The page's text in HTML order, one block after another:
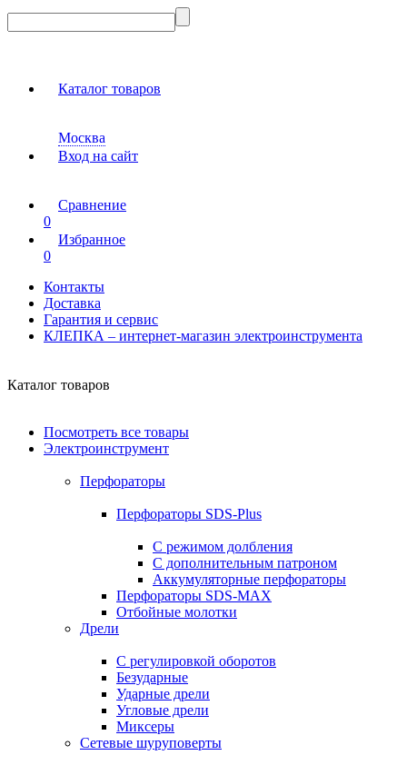
Каталог товаров
Москва
Вход на сайт
Сравнение
0
Избранное
0
Контакты
Доставка
Гарантия и сервис
КЛЕПКА – интернет-магазин электроинструмента
Каталог товаров
Посмотреть все товары
Электроинструмент
Перфораторы
Перфораторы SDS-Plus
С режимом долбления
С дополнительным патроном
Аккумуляторные перфораторы
Перфораторы SDS-MAX
Отбойные молотки
Дрели
С регулировкой оборотов
Безударные
Ударные дрели
Угловые дрели
Миксеры
Сетевые шуруповерты